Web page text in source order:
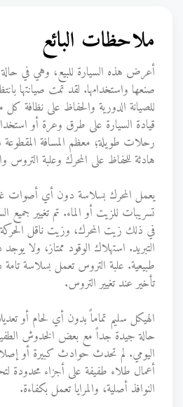
ملاحظات البائع
أعرض هذه السيارة للبيع، وهي في حالة
صنعها واستخدامها. لقد تمت صيانتها
للصيانة الدورية والحفاظ على نظافة
قيادة السيارة على طرق وعرة أو
رحلات طويلة؛ معظم المسافة المقطوعة
هادئة للحفاظ على المحرك وعلبة التروس
يعمل المحرك بسلاسة دون أي أصوات
تسريبات للزيت أو الماء. تم تغيير جميع
في ذلك زيت المحرك، وزيت ناقل
التبريد. استهلاك الوقود ممتاز، ولا
طبيعية. علبة التروس تعمل بسلاسة
تأخير عند تغيير التروس.
الهيكل سليم تماماً بدون أي لحام أو
حالة جيدة جداً مع بعض الخدوش
اليومي. لم تحدث حوادث كبيرة أو
أعمال طلاء طفيفة على أجزاء محدودة
النوافذ أصلية، والمرايا تعمل بكفاءة.